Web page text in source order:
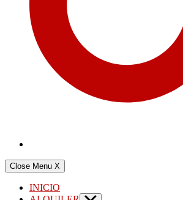
Close Menu X
INICIO